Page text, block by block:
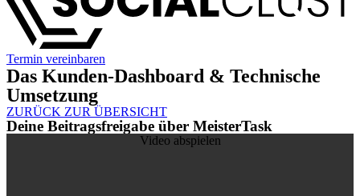
Termin vereinbaren
Das Kunden-Dashboard & Technische
Umsetzung
ZURÜCK ZUR ÜBERSICHT
Deine Beitragsfreigabe über MeisterTask
Video abspielen